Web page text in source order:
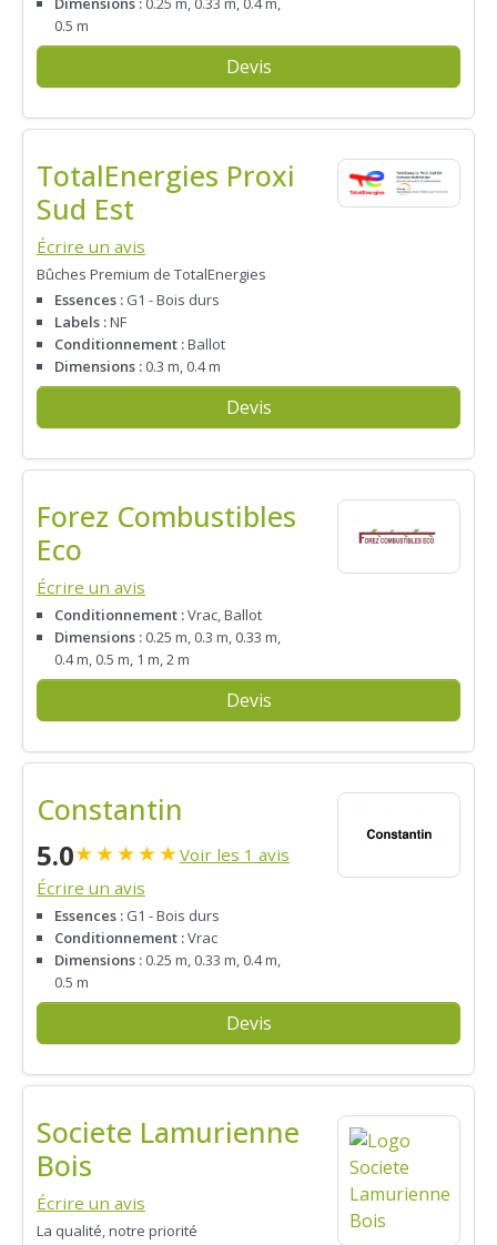
0.5 m
Devis
TotalEnergies Proxi
Sud Est
Écrire un avis
Bûches Premium de TotalEnergies
Essences : G1 - Bois durs
Labels :NF
Conditionnement :Ballot
Dimensions : 0.3 m, 0.4 m
Devis
Forez Combustibles
Eco
Écrire un avis
Conditionnement :Vrac, Ballot
Dimensions : 0.25 m, 0.3 m, 0.33 m,
0.4 m, 0.5 m, 1 m, 2 m
Devis
Constantin
5.0★★★★★Voir les 1 avis
Écrire un avis
Essences : G1 - Bois durs
Conditionnement :Vrac
Dimensions : 0.25 m, 0.33 m, 0.4 m,
0.5 m
Devis
Societe Lamurienne
Bois
Écrire un avis
La qualité, notre priorité